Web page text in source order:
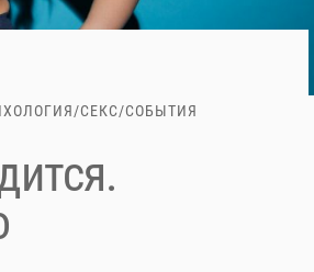
/СЕКС/СОБЫТИЯ